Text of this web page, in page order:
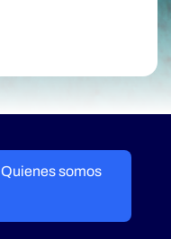
Quienes somos